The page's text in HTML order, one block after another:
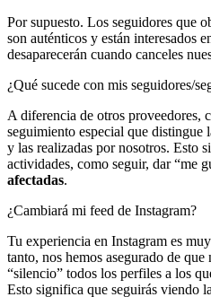
Por supuesto. Los seguidores que
son auténticos y están interesados
desaparecerán cuando canceles
¿Qué sucede con mis seguidores/
A diferencia de otros proveedores,
seguimiento especial que distingue
y las realizadas por nosotros. Esto
actividades, como seguir, dar “me
afectadas.
¿Cambiará mi feed de Instagram?
Tu experiencia en Instagram es
tanto, nos hemos asegurado de que
“silencio” todos los perfiles a los
Esto significa que seguirás viendo